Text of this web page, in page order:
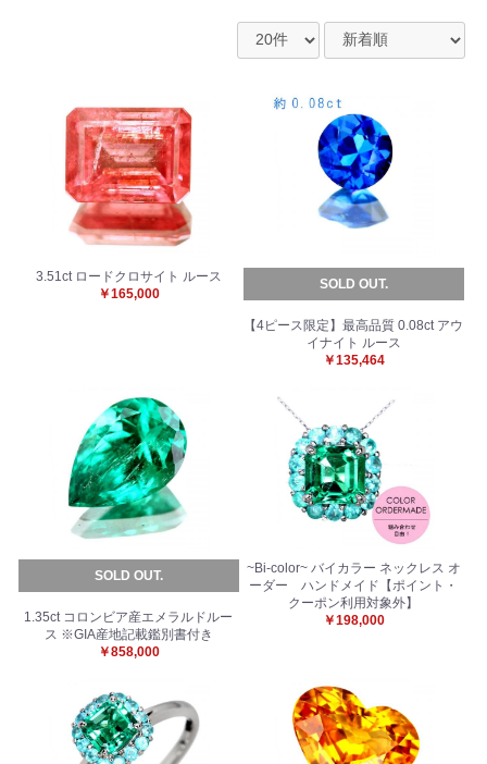
3.51ct ロードクロサイト ルース
￥165,000
SOLD OUT.
【4ピース限定】最高品質 0.08ct アウ
イナイト ルース
￥135,464
SOLD OUT.
1.35ct コロンビア産エメラルドルー
ス ※GIA産地記載鑑別書付き
￥858,000
~Bi-color~ バイカラー ネックレス オ
ーダー ハンドメイド【ポイント・
クーポン利用対象外】
￥198,000